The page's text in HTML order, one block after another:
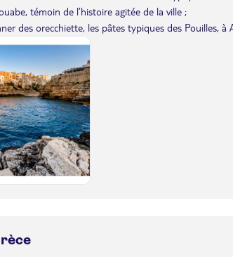
témoin de l’histoire agitée de la ville ;
des orecchiette, les pâtes typiques des Pouilles, à